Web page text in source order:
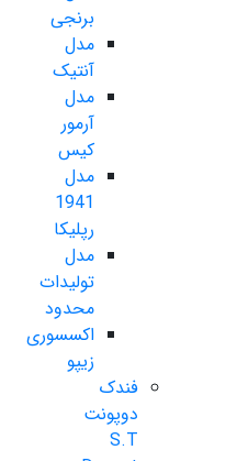
برنجی
مدل
آنتیک
مدل
آرمور
کیس
مدل
1941
رپلیکا
مدل
تولیدات
محدود
اکسسوری
زیپو
فندک
دوپونت
S.T